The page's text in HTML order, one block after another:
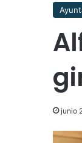
junio